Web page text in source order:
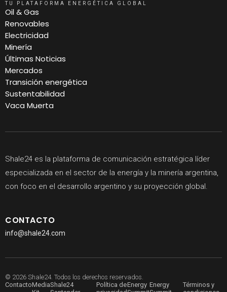
TU PLATAFORMA ENERGÉTICA GLOBAL
Oil & Gas
Renovables
Electricidad
Minería
Últimas Noticias
Mercados
Transición energética
Sustentabilidad
Vaca Muerta
Shale24 es la plataforma de comunicación estratégica líder
especializada en el sector de la energía y la minería argentina,
con foco en el desarrollo argentino y su proyección global.
CONTACTO
info@shale24.com
© 2026 Shale24. Todos los derechos reservados.
ContactoMediaShale24
Política deEnergy Energy
Términos y